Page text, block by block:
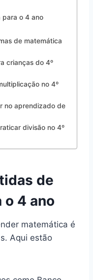
para o 4 ano
de matemática
crianças do 4º
no 4º
no aprendizado de
divisão no 4º
de
o 4 ano
matemática é
Aqui estão